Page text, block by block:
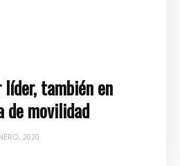
también en
movilidad
2020